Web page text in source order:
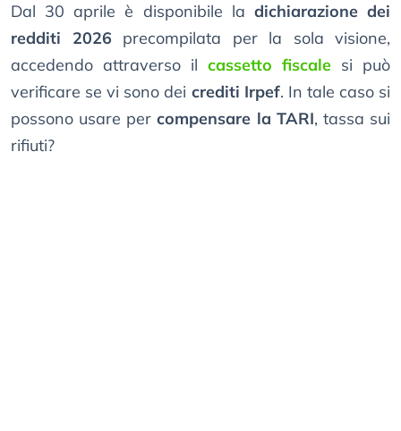
Dal 30 aprile è disponibile la dichiarazione dei
redditi 2026 precompilata per la sola visione,
accedendo attraverso il cassetto fiscale si può
verificare se vi sono dei crediti Irpef. In tale caso si
possono usare percompensare la TARI, tassa sui
rifiuti?